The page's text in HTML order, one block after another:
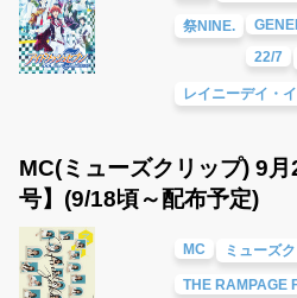
祭NINE.
22/7
レイニーデイ・
MC(ミューズクリップ) 9
号】(9/18頃～配布予定)
MC ミューズ
THE RAMPAGE